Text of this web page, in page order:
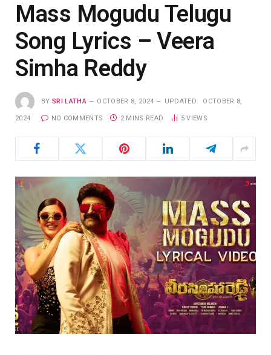
Mass Mogudu Telugu
Song Lyrics – Veera
Simha Reddy
BY SRI LATHA OCTOBER 8, 2024 UPDATED: OCTOBER 8,
2024 NO COMMENTS 2 MINS READ 5VIEWS